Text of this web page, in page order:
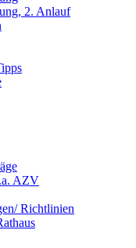
2. Anlauf
AZV
Richtlinien